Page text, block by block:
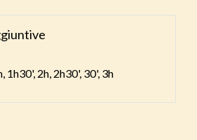
1h30', 2h, 2h30', 30', 3h